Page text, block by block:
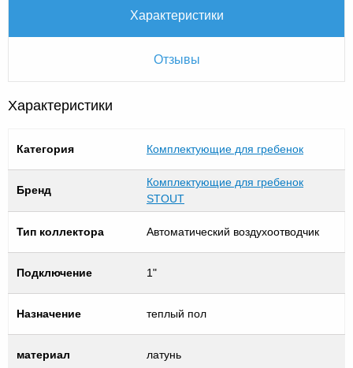
Характеристики
Отзывы
Характеристики
Категория Комплектующие для гребенок
Бренд
Комплектующие для гребенок
STOUT
Тип коллектора Автоматический воздухоотводчик
Подключение 1"
Назначение теплый пол
материал латунь